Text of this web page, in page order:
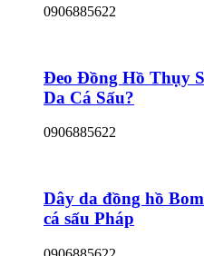
0906885622
Đeo Đồng Hồ Thụy
Da Cá Sấu?
0906885622
Dây da đồng hồ
cá sấu Pháp